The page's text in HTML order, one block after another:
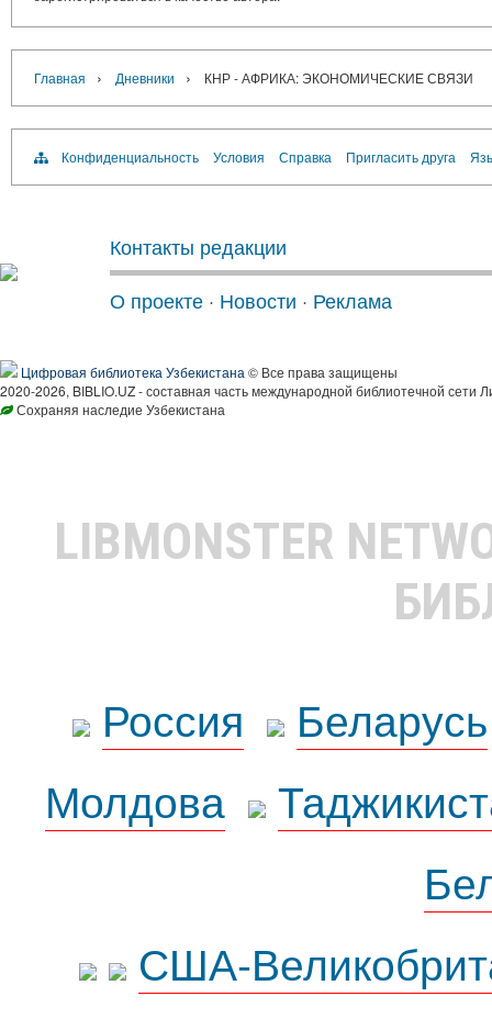
Главная › Дневники › КНР - АФРИКА: ЭКОНОМИЧЕСКИЕ СВЯЗИ
Конфиденциальность Условия Справка Пригласить друга
Контакты редакции
О проекте · Новости · Реклама
Цифровая библиотека Узбекистана © Все права защищены
2020-2026, BIBLIO.UZ - составная часть международной библиотечной сети
Сохраняя наследие Узбекистана
LIBMONSTER
Россия
Беларусь
Молдова
США-